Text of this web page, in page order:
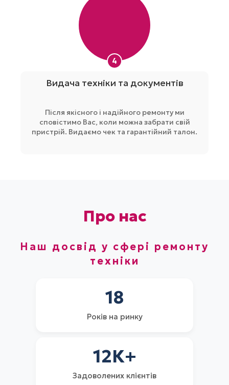
4
Видача техніки та документів
Після якісного і надійного ремонту ми
сповістимо Вас, коли можна забрати свій
пристрій. Видаємо чек та гарантійний талон.
Про нас
Наш досвід у сфері ремонту
техніки
18
Років на ринку
12К+
Задоволених клієнтів